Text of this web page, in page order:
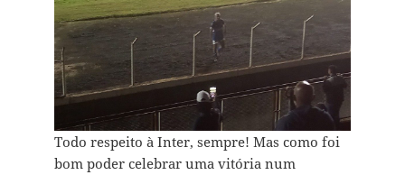
Todo respeito à Inter, sempre! Mas como foi
bom poder celebrar uma vitória num